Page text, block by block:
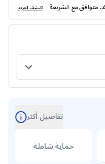
اكتشف المزيد
تفاصيل أكثر
حماية شاملة